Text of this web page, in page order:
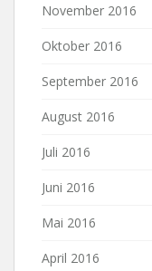
November 2016
Oktober 2016
September 2016
August 2016
Juli 2016
Juni 2016
Mai 2016
April 2016